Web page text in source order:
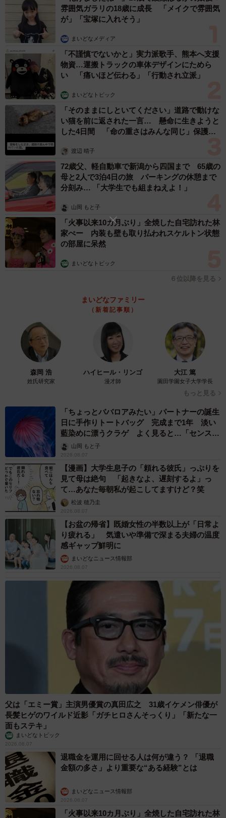
雰囲気ガラリの18歳に成長 「メイクで雰囲気
が」「宝塚に入れそう」
まいどなメディア
「不謹慎でないかと」実力派歌手、熊本へ支援
物資…運搬トラックの車体デザインにためら
い 「痛いほど伝わる」「行動され立派」
まいどなトピック
「そのままにしといてください」道路で動けな
い猫を前に返された一言… 懸命に生きようと
した4日間 「命の重さはみんな同じ」保護団
渡辺 晴子
72歳父、軽自動車で新潟から四国まで 65歳の
母と2人で3泊4日の旅 パーキングの休憩まで
分刻み… 「大学生でも組まねえよ！」
山岡 もと子
「火事以来10カ月ぶり」全焼した自宅訪れた林
家ぺー 内装も壁も取り払われスケルトン状態
の部屋に呆然
まいどなトピック
６位以降を見る
まいどなファミリー
（新着記事順）
森岡 浩
姓氏研究家
ハイヒール・リンゴ
漫才師
大江 篤
園田学園女子大学学長
もっと見る
「ちょっとババロアみたい」パートナーの誕生
日に手作りトートバッグ 完成まで1年 淡い
藍染めに漂うクラゲ よく見ると…「センスす
ごい」山岡 もと子
2026.08.07
【漫画】大学生息子の「頼れる彼氏」っぷりを
見て母は絶句 「起きなよ、遅刻するよ」っ
て…あなた毎朝私が起こしてますけど？笑
松波 穂乃圭
2026.08.07
【お盆の帰省】既婚女性の半数以上が「日常よ
り疲れる」 気遣いや準備で深まる夫婦の温度
感ギャップ鮮明に
まいどなニュース情報部
2026.08.07
父は「エミー賞」主演男優賞の真田広之 31歳イケメン俳優が
長髪ヒゲのワイルド近影「ガチヒロさんそっくり」「新たな一
面もステキ」
まいどなトピック
2026.08.07
退職金を運用に回せる人は何が違う？ 「退職
金額の多さ」より重要な“ある経験”とは
まいどなニュース情報部
2026.08.07
「火事以来10カ月ぶり」全焼した自宅訪れた林